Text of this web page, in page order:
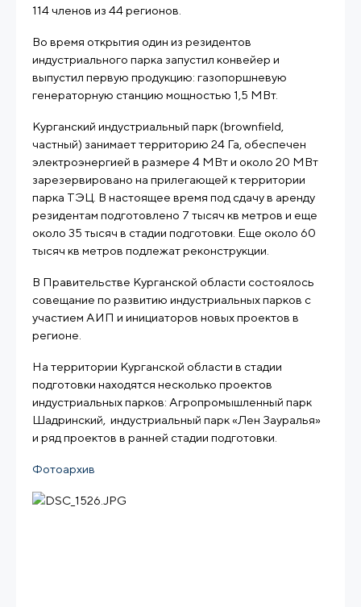
114 членов из 44 регионов.
Во время открытия один из резидентов
индустриального парка запустил конвейер и
выпустил первую продукцию: газопоршневую
генераторную станцию мощностью 1,5 МВт.
Курганский индустриальный парк (brownfield,
частный) занимает территорию 24 Га, обеспечен
электроэнергией в размере 4 МВт и около 20 МВт
зарезервировано на прилегающей к территории
парка ТЭЦ. В настоящее время под сдачу в аренду
резидентам подготовлено 7 тысяч кв метров и еще
около 35 тысяч в стадии подготовки. Еще около 60
тысяч кв метров подлежат реконструкции.
В Правительстве Курганской области состоялось
совещание по развитию индустриальных парков с
участием АИП и инициаторов новых проектов в
регионе.
На территории Курганской области в стадии
подготовки находятся несколько проектов
индустриальных парков: Агропромышленный парк
Шадринский, индустриальный парк «Лен Зауралья»
и ряд проектов в ранней стадии подготовки.
Фотоархив